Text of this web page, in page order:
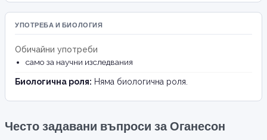
УПОТРЕБА И БИОЛОГИЯ
Обичайни употреби
само за научни изследвания
Биологична роля: Няма биологична роля.
Често задавани въпроси за Оганесон